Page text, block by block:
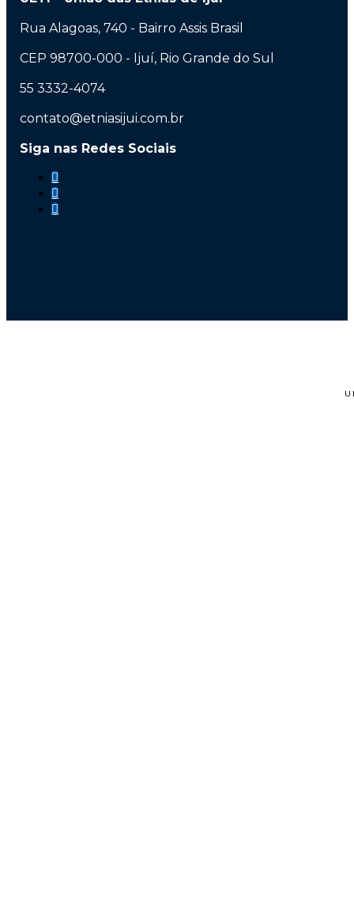
Rua Alagoas, 740 - Bairro Assis Brasil
CEP 98700-000 - Ijuí, Rio Grande do Sul
55 3332-4074
contato@etniasijui.com.br
Siga nas Redes Sociais